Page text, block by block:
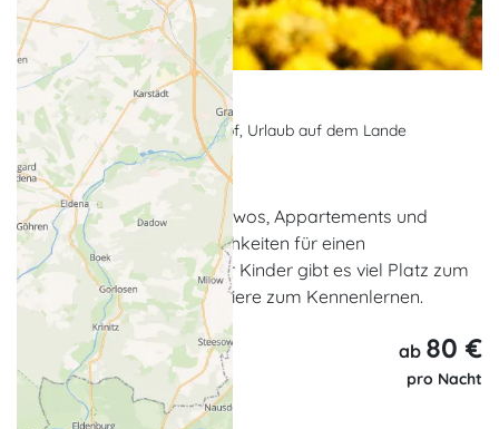
Sabines Bauernhof
Ferienwohnung, Bauernhof, Urlaub auf dem Lande
Alt Schloen
Der Familienbetrieb mit Fewos, Appartements und
Zimmer bietet viele Möglichkeiten für einen
erlebnisreichen Urlaub. Für Kinder gibt es viel Platz zum
Toben und verschiedene Tiere zum Kennenlernen.
ab 80 €
pro Nacht